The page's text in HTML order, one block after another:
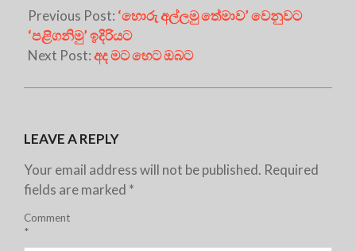
Previous Post: ‘හොරු අල්ලමු තේමාව’ වෙනුවට
‘පළිගනිමු’ ඉදිරියට
Next Post:අද මට හෙට ඔබට
LEAVE A REPLY
Your email address will not be published. Required
fields are marked *
Comment
*